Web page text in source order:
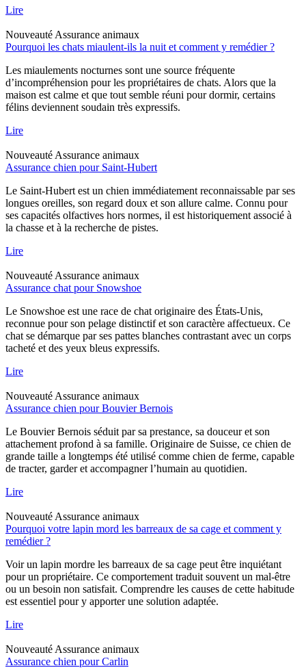
Lire
Nouveauté Assurance animaux
Pourquoi les chats miaulent-ils la nuit et comment y remédier ?
Les miaulements nocturnes sont une source fréquente
d’incompréhension pour les propriétaires de chats. Alors que la
maison est calme et que tout semble réuni pour dormir, certains
félins deviennent soudain très expressifs.
Lire
Nouveauté Assurance animaux
Assurance chien pour Saint-Hubert
Le Saint-Hubert est un chien immédiatement reconnaissable par ses
longues oreilles, son regard doux et son allure calme. Connu pour
ses capacités olfactives hors normes, il est historiquement associé à
la chasse et à la recherche de pistes.
Lire
Nouveauté Assurance animaux
Assurance chat pour Snowshoe
Le Snowshoe est une race de chat originaire des États-Unis,
reconnue pour son pelage distinctif et son caractère affectueux. Ce
chat se démarque par ses pattes blanches contrastant avec un corps
tacheté et des yeux bleus expressifs.
Lire
Nouveauté Assurance animaux
Assurance chien pour Bouvier Bernois
Le Bouvier Bernois séduit par sa prestance, sa douceur et son
attachement profond à sa famille. Originaire de Suisse, ce chien de
grande taille a longtemps été utilisé comme chien de ferme, capable
de tracter, garder et accompagner l’humain au quotidien.
Lire
Nouveauté Assurance animaux
Pourquoi votre lapin mord les barreaux de sa cage et comment y
remédier ?
Voir un lapin mordre les barreaux de sa cage peut être inquiétant
pour un propriétaire. Ce comportement traduit souvent un mal-être
ou un besoin non satisfait. Comprendre les causes de cette habitude
est essentiel pour y apporter une solution adaptée.
Lire
Nouveauté Assurance animaux
Assurance chien pour Carlin